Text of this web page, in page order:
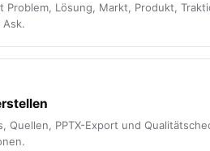
Problem, Lösung, Markt, Produkt,
Quellen, PPTX-Export und